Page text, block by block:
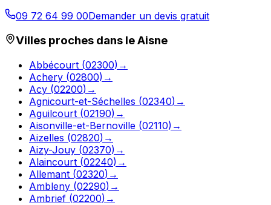
09 72 64 99 00Demander un devis gratuit
Villes proches dans leAisne
Abbécourt (02300) →
Achery (02800) →
Acy (02200) →
Agnicourt-et-Séchelles (02340) →
Aguilcourt (02190) →
Aisonville-et-Bernoville (02110) →
Aizelles (02820) →
Aizy-Jouy (02370) →
Alaincourt (02240) →
Allemant (02320) →
Ambleny (02290) →
Ambrief (02200) →